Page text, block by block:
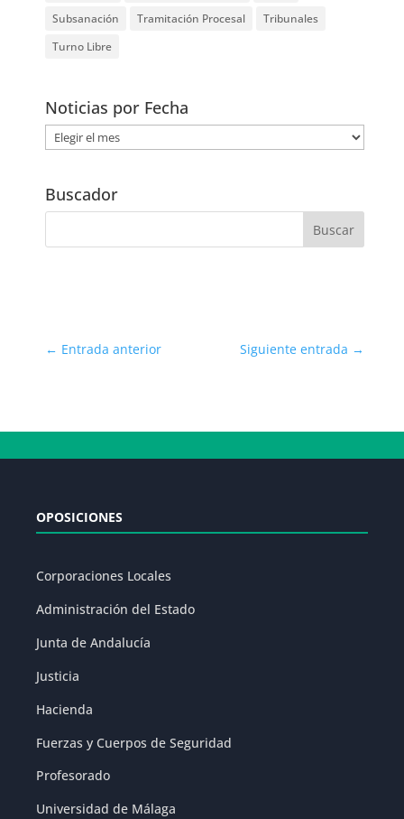
Subsanación
Tramitación Procesal
Tribunales
Turno Libre
Noticias por Fecha
Noticias
por
Buscador
← Entrada anterior Siguiente entrada →
OPOSICIONES
Corporaciones Locales
Administración del Estado
Junta de Andalucía
Justicia
Hacienda
Fuerzas y Cuerpos de Seguridad
Profesorado
Universidad de Málaga